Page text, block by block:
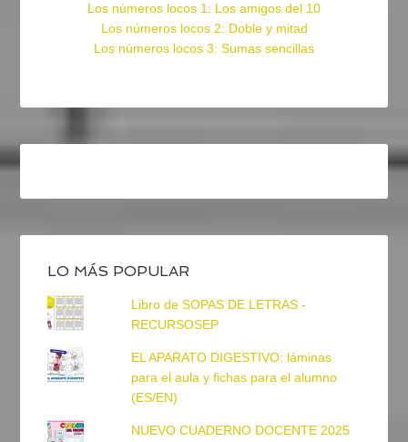
Los números locos 1: Los amigos del 10
Los números locos 2: Doble y mitad
Los números locos 3: Sumas sencillas
LO MÁS POPULAR
Libro de SOPAS DE LETRAS -
RECURSOSEP
EL APARATO DIGESTIVO: láminas
para el aula y fichas para el alumno
(ES/EN)
NUEVO CUADERNO DOCENTE 2025